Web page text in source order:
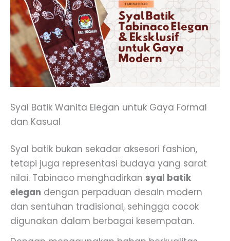
Syal Batik Wanita Elegan untuk Gaya Formal
dan Kasual
Syal batik bukan sekadar aksesori fashion,
tetapi juga representasi budaya yang sarat
nilai. Tabinaco menghadirkan syal batik
elegan dengan perpaduan desain modern
dan sentuhan tradisional, sehingga cocok
digunakan dalam berbagai kesempatan.